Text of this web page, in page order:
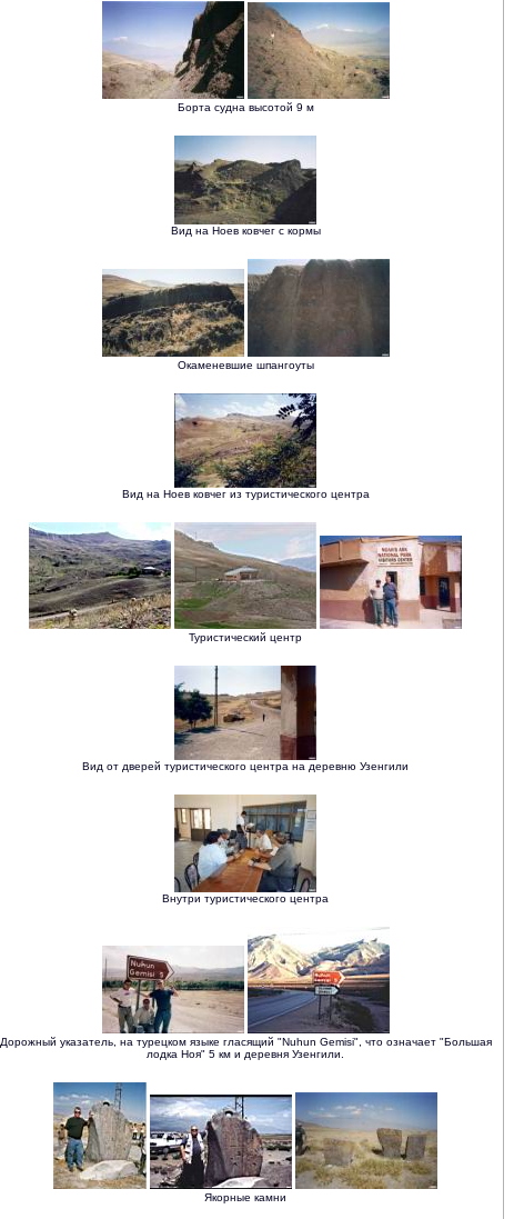
Борта судна высотой 9 м
Вид на Ноев ковчег с кормы
Окаменевшие шпангоуты
Вид на Ноев ковчег из туристического центра
Туристический центр
Вид от дверей туристического центра на деревню Узенгили
Внутри туристического центра
Дорожный указатель, на турецком языке гласящий "Nuhun Gemisi", что означает "Большая
лодка Ноя" 5 км и деревня Узенгили.
Якорные камни